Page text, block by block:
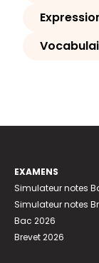
EXAMENS
Simulateur notes
Simulateur notes
Bac 2026
Brevet 2026